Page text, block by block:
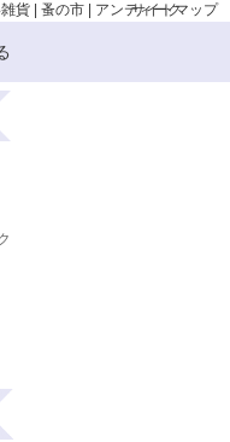
貨 | 蚤の市 | アンティーク
サイトマップ